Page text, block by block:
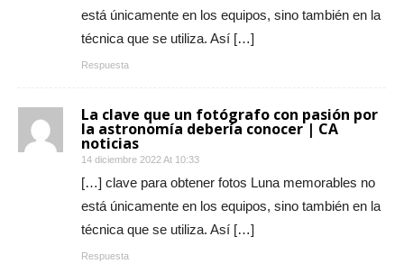
está únicamente en los equipos, sino también en la
técnica que se utiliza. Así […]
Respuesta
La clave que un fotógrafo con pasión por
la astronomía debería conocer | CA
noticias
14 diciembre 2022 At 10:33
[…] clave para obtener fotos Luna memorables no
está únicamente en los equipos, sino también en la
técnica que se utiliza. Así […]
Respuesta